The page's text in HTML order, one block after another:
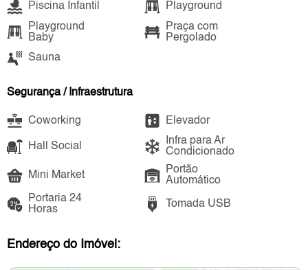
Piscina Infantil
Playground
Playground
Baby
Praça com
Pergolado
Sauna
Segurança / Infraestrutura
Coworking Elevador
Hall Social
Infra para Ar
Condicionado
Mini Market
Portão
Automático
Portaria 24
Horas
Tomada USB
Endereço do Imóvel: